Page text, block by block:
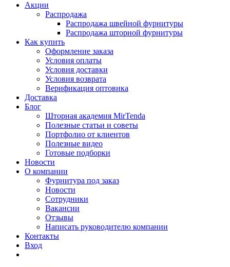
Акции
Распродажа
Распродажа швейной фурнитуры
Распродажа шторной фурнитуры
Как купить
Оформление заказа
Условия оплаты
Условия доставки
Условия возврата
Верификация оптовика
Доставка
Блог
Шторная академия MirTenda
Полезные статьи и советы
Портфолио от клиентов
Полезные видео
Готовые подборки
Новости
О компании
Фурнитура под заказ
Новости
Сотрудники
Вакансии
Отзывы
Написать руководителю компании
Контакты
Вход